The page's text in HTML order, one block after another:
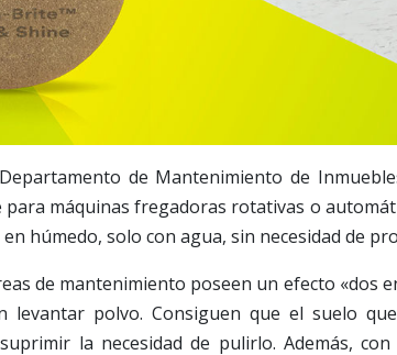
de Mantenimiento de
para máquinas fregadoras rotativas o
húmedo, solo con agua, sin necesidad de
de mantenimiento poseen un efecto «dos
levantar polvo. Consiguen que el suelo
la necesidad de pulirlo. Además,